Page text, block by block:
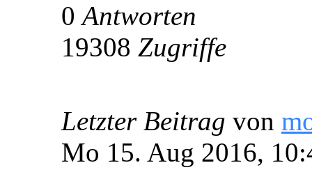
0Antworten
19308 Zugriffe
Letzter Beitrag von
Mo 15. Aug 2016,